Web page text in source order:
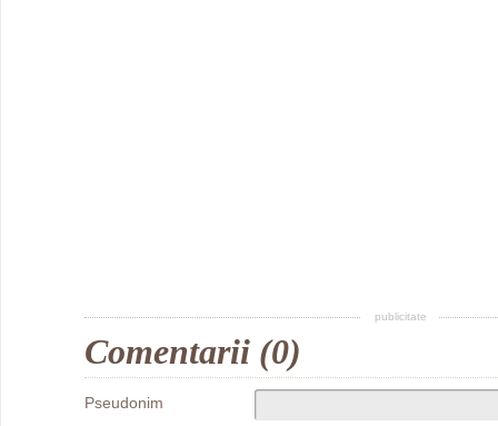
publicitate
Comentarii (0)
Pseudonim